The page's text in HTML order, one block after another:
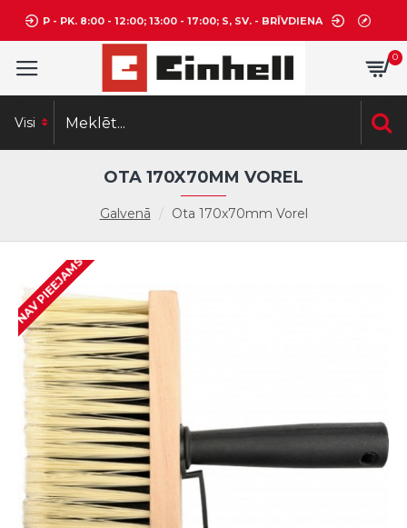
P - PK. 8:00 - 12:00; 13:00 - 17:00; S, SV. - BRĪVDIENA
0
Visi
Galvenā Ota 170x70mm Vorel
OTA 170X70MM VOREL
NAV PIEEJAMS